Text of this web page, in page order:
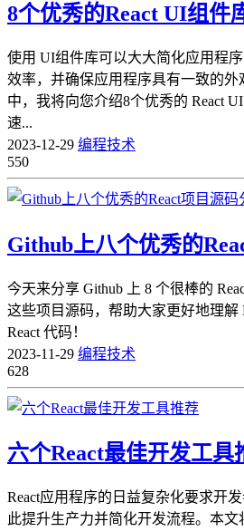
8个优秀的React UI组件
使用 UI组件库可以大大简化应用程
效率，并确保应用程序具有一致的
中，我将向您介绍8个优秀的 React
速...
2023-12-29 编程技术
550
Github上八个优秀的
今天来分享 Github 上 8 个很棒的
这些项目源码，帮助大家更好地理解
React 代码！
2023-11-29 编程技术
628
六个React最佳开发工具
React应用程序的日益复杂化要求开
此提升生产力并简化开发流程。本文